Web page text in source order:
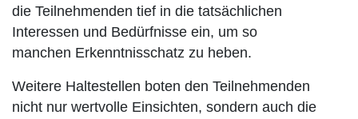
die Teilnehmenden tief in die tatsächlichen
Interessen und Bedürfnisse ein, um so
manchen Erkenntnisschatz zu heben.
Weitere Haltestellen boten den Teilnehmenden
nicht nur wertvolle Einsichten, sondern auch die